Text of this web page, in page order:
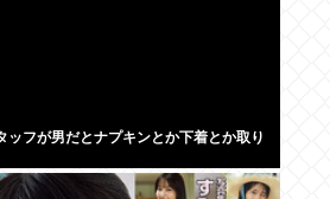
ッフが男だとナプキンとか下着とか取り